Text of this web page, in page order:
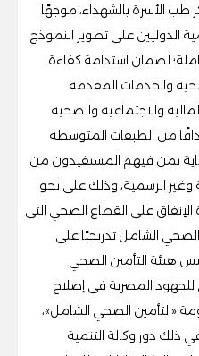
طب الأسرة بالشهداء، موجهًا
الدوليين على تطوير النموذج
لضمان استدامة كفاءة
والخدمات المقدمة
والاجتماعية والصحية
من الطبقات المتوسطة
بمن فيهم المستفيدون من
وغير الرسمية، وذلك على نحو
الإنفاق على القطاع الصحي التى
الشامل تدريجيًا على
هيئة التأمين الصحي
للجهود المصرية فى إصلاح
«التأمين الصحي الشامل»،
ذلك دور وكالة التنمية